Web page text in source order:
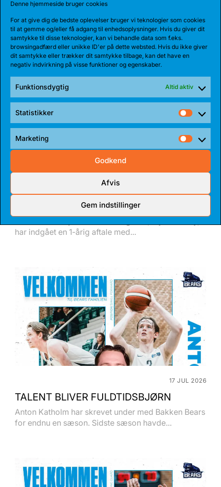
Denne hjemmeside bruger cookies
For at give dig de bedste oplevelser bruger vi teknologier som cookies
til at gemme og/eller få adgang til enhedsoplysninger. Hvis du giver dit
samtykke til disse teknologier, kan vi behandle data som f.eks.
browsingadfærd eller unikke ID'er på dette websted. Hvis du ikke giver
dit samtykke eller trækker dit samtykke tilbage, kan det have en
negativ indvirkning på visse funktioner og egenskaber.
Funktionsdygtig Altid aktiv
Statistikker
Marketing
Godkend
Afvis
Gem indstillinger
REKORDHOLDER TIL BEARS
Bakken Bears har indgået en etårig aftale med
Jarnel Rancy. Rancy har skrevet sig...
BEARS HENTER ATLETISK GUARD
har indgået en 1-årig aftale med...
17 JUL 2026
TALENT BLIVER FULDTIDSBJØRN
Anton Katholm har skrevet under med Bakken Bears
for endnu en sæson. Sidste sæson havde...